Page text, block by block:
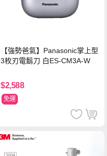
【強勢爸氣】Panasonic掌上型
3枚刃電鬍刀 白ES-CM3A-W
$2,588
免運